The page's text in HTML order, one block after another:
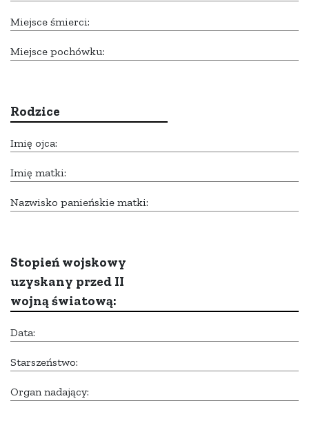
Miejsce śmierci:
Miejsce pochówku:
Rodzice
Imię ojca:
Imię matki:
Nazwisko panieńskie matki:
Stopień wojskowy
uzyskany przed II
wojną światową:
Data:
Starszeństwo:
Organ nadający: